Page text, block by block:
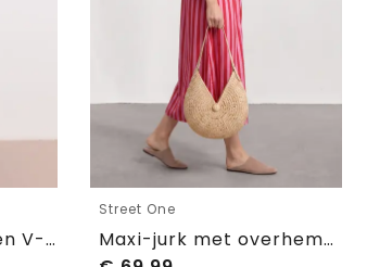
Midi-jurk met kanten V-hals
Street One
Maxi-jurk met overhemdkraag en print